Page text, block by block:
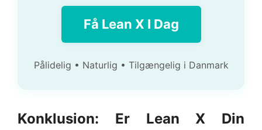
Få Lean X I Dag
Pålidelig • Naturlig • Tilgængelig i Danmark
Konklusion: Er Lean X Din